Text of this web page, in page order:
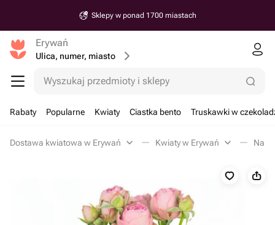
Sklepy w ponad 1700 miastach
Erywań
Ulica, numer, miasto
Wyszukaj przedmioty i sklepy
Rabaty Popularne Kwiaty Ciastka bento Truskawki w
Dostawa kwiatowa w Erywań Kwiaty w Erywań Na